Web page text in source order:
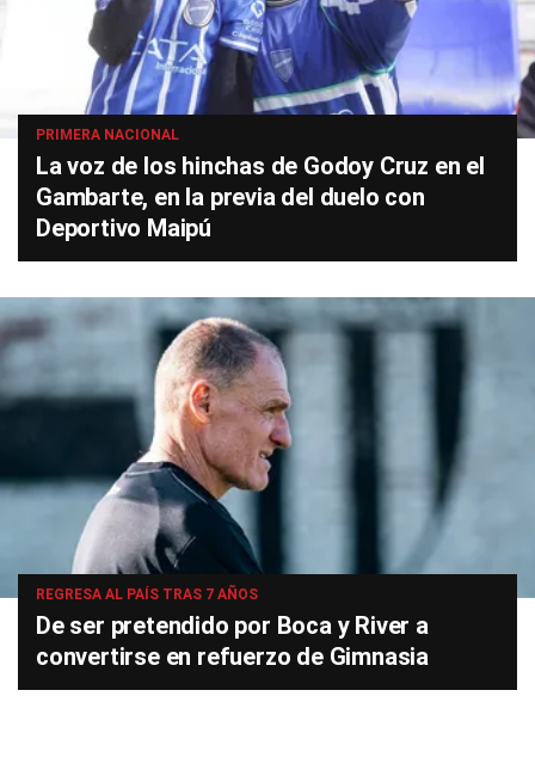
PRIMERA NACIONAL
La voz de los hinchas de Godoy Cruz en el
Gambarte, en la previa del duelo con
Deportivo Maipú
REGRESA AL PAÍS TRAS 7 AÑOS
De ser pretendido por Boca y River a
convertirse en refuerzo de Gimnasia